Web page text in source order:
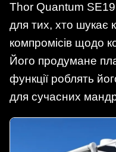
Thor Quantum
для тих, хто шукає
компромісів щодо
Його продумане
функції роблять
для сучасних